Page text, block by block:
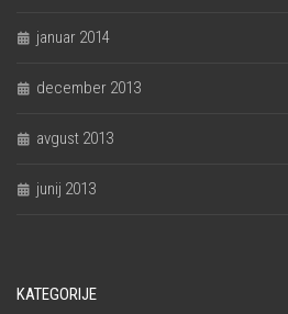
januar 2014
december 2013
avgust 2013
junij 2013
KATEGORIJE